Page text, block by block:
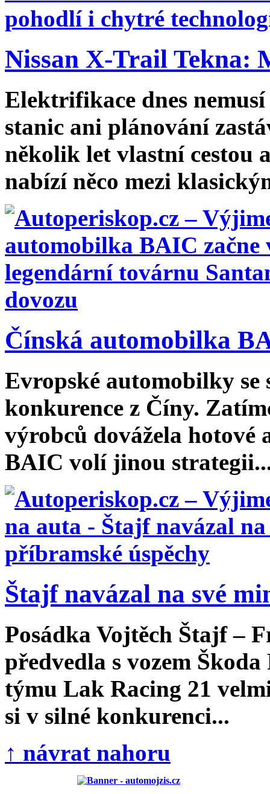
Nissan X-Trail Tekna:
Elektrifikace dnes
stanic ani plánování
několik let vlastní cestou
nabízí něco mezi
Čínská automobilka
Evropské automobilky
konkurence z Číny.
výrobců dovážela hotové
BAIC volí jinou
Štajf navázal na své
Posádka Vojtěch Štajf –
předvedla s vozem
týmu Lak Racing 21
si v silné konkurenci...
↑ návrat nahoru